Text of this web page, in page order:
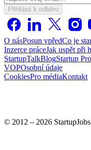
Přihlásit k odběru
O násPosun vpředCo je
Inzerce práceJak uspět při
StartupTalkBlogStartup
VOPOsobní údaje
CookiesPro médiaKontakt
© 2012 – 2026